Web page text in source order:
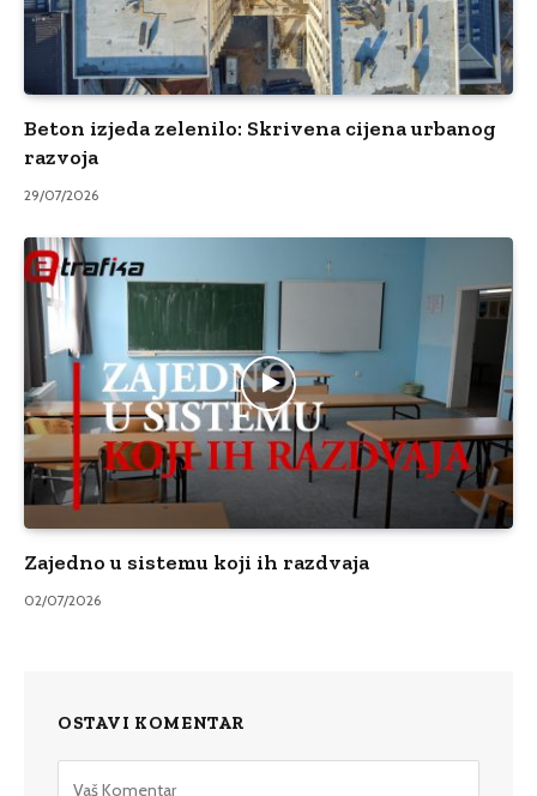
Beton izjeda zelenilo: Skrivena cijena urbanog
razvoja
29/07/2026
Zajedno u sistemu koji ih razdvaja
02/07/2026
OSTAVI KOMENTAR